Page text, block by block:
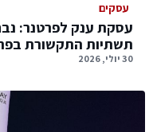
עסקים
עסקת ענק לפרטנר:
תשתיות התקשורת
30 יולי, 2026